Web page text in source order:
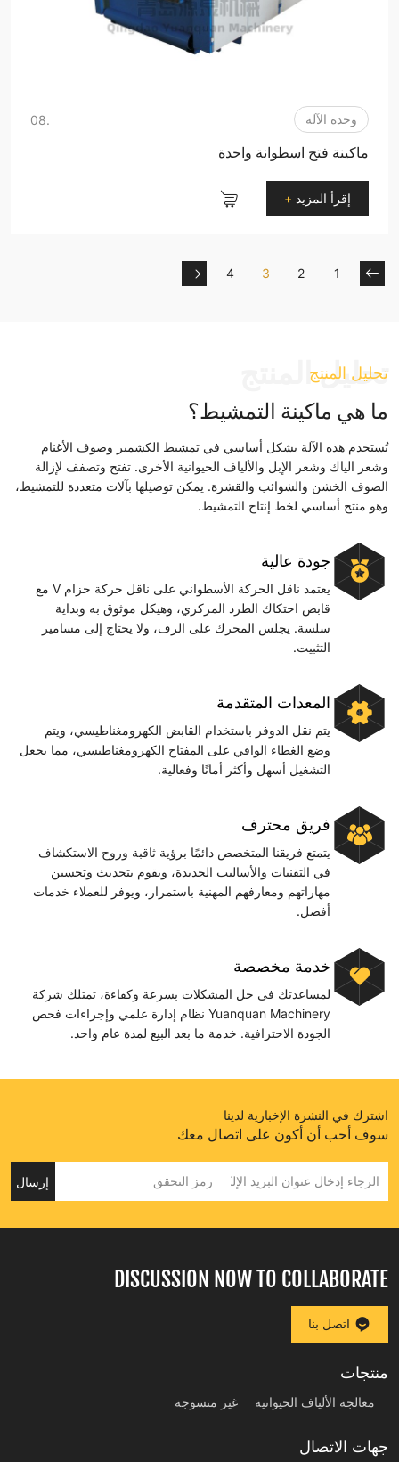
وحدة الآلة .08
ماكينة فتح اسطوانة واحدة
إقرأ المزيد +
1
2
3
4
تحليل المنتج
تحليل المنتج
ما هي ماكينة التمشيط؟
تُستخدم هذه الآلة بشكل أساسي في تمشيط الكشمير وصوف الأغنام
وشعر الياك وشعر الإبل والألياف الحيوانية الأخرى. تفتح وتصفف لإزالة
الصوف الخشن والشوائب والقشرة. يمكن توصيلها بآلات متعددة للتمشيط،
وهو منتج أساسي لخط إنتاج التمشيط.
جودة عالية
يعتمد ناقل الحركة الأسطواني على ناقل حركة حزام V مع
قابض احتكاك الطرد المركزي، وهيكل موثوق به وبداية
سلسة. يجلس المحرك على الرف، ولا يحتاج إلى مسامير
التثبيت.
المعدات المتقدمة
يتم نقل الدوفر باستخدام القابض الكهرومغناطيسي، ويتم
وضع الغطاء الواقي على المفتاح الكهرومغناطيسي، مما يجعل
التشغيل أسهل وأكثر أمانًا وفعالية.
فريق محترف
يتمتع فريقنا المتخصص دائمًا برؤية ثاقبة وروح الاستكشاف
في التقنيات والأساليب الجديدة، ويقوم بتحديث وتحسين
مهاراتهم ومعارفهم المهنية باستمرار، ويوفر للعملاء خدمات
أفضل.
خدمة مخصصة
لمساعدتك في حل المشكلات بسرعة وكفاءة، تمتلك شركة
Yuanquan Machinery نظام إدارة علمي وإجراءات فحص
الجودة الاحترافية. خدمة ما بعد البيع لمدة عام واحد.
اشترك في النشرة الإخبارية لدينا
سوف أحب أن أكون على اتصال معك
إرسال
DISCUSSION NOW TO COLLABORATE
اتصل بنا
منتجات
معالجة الألياف الحيوانية غير منسوجة
جهات الاتصال